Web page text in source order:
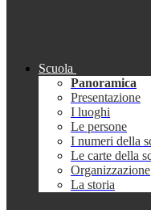
Scuola
Panoramica
Presentazione
I luoghi
Le persone
I numeri della
Le carte della
Organizzazione
La storia